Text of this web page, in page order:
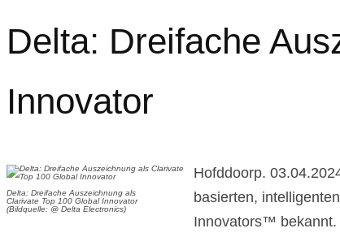
Delta: Dreifache
Innovator
Delta: Dreifache Auszeichnung als
Clarivate Top 100 Global Innovator
(Bildquelle: @ Delta Electronics)
Hofddoorp.
basierten,
Innovators™ bekannt.